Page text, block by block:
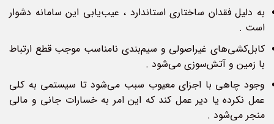
به دلیل فقدان ساختاری استاندارد ، عیب‌یابی این سامانه دشوار
است .
کابل‌کشی‌های غیراصولی و سیم‌بندی نامناسب موجب قطع ارتباط
با زمین و آتش‌سوزی می‌شود .
وجود چاهی با اجزای معیوب سبب می‌شود تا سیستمی به کلی
عمل نکرده یا دیر عمل کند که این امر به خسارات جانی و مالی
منجر می‌شود .